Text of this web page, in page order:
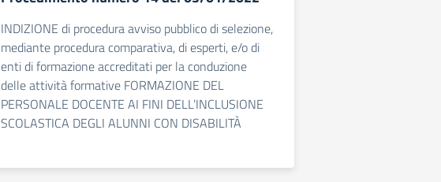
INDIZIONE di procedura avviso pubblico di selezione,
mediante procedura comparativa, di esperti, e/o di
enti di formazione accreditati per la conduzione
delle attività formative FORMAZIONE DEL
PERSONALE DOCENTE AI FINI DELL’INCLUSIONE
SCOLASTICA DEGLI ALUNNI CON DISABILITÀ